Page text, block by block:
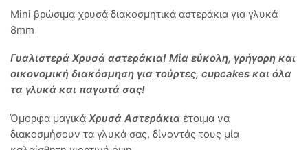
Mini βρώσιμα χρυσά διακοσμητικά αστεράκια για γλυκά
8mm
Γυαλιστερά Χρυσά αστεράκια! Μία εύκολη, γρήγορη και
οικονομική διακόσμηση για τούρτες, cupcakes και όλα
τα γλυκά και παγωτά σας!
Όμορφα μαγικά Χρυσά Αστεράκια έτοιμα να
διακοσμήσουν τα γλυκά σας, δίνοντάς τους μία